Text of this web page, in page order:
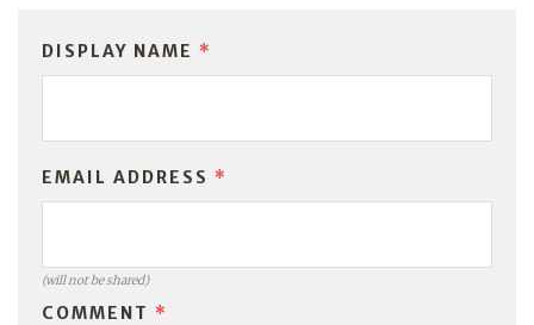
DISPLAY NAME *
EMAIL ADDRESS *
(will not be shared)
COMMENT *